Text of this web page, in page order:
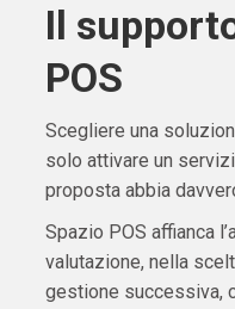
Il
POS
Scegliere una
solo attivare un
proposta abbia
Spazio POS affianca
valutazione, nella
gestione successiva,